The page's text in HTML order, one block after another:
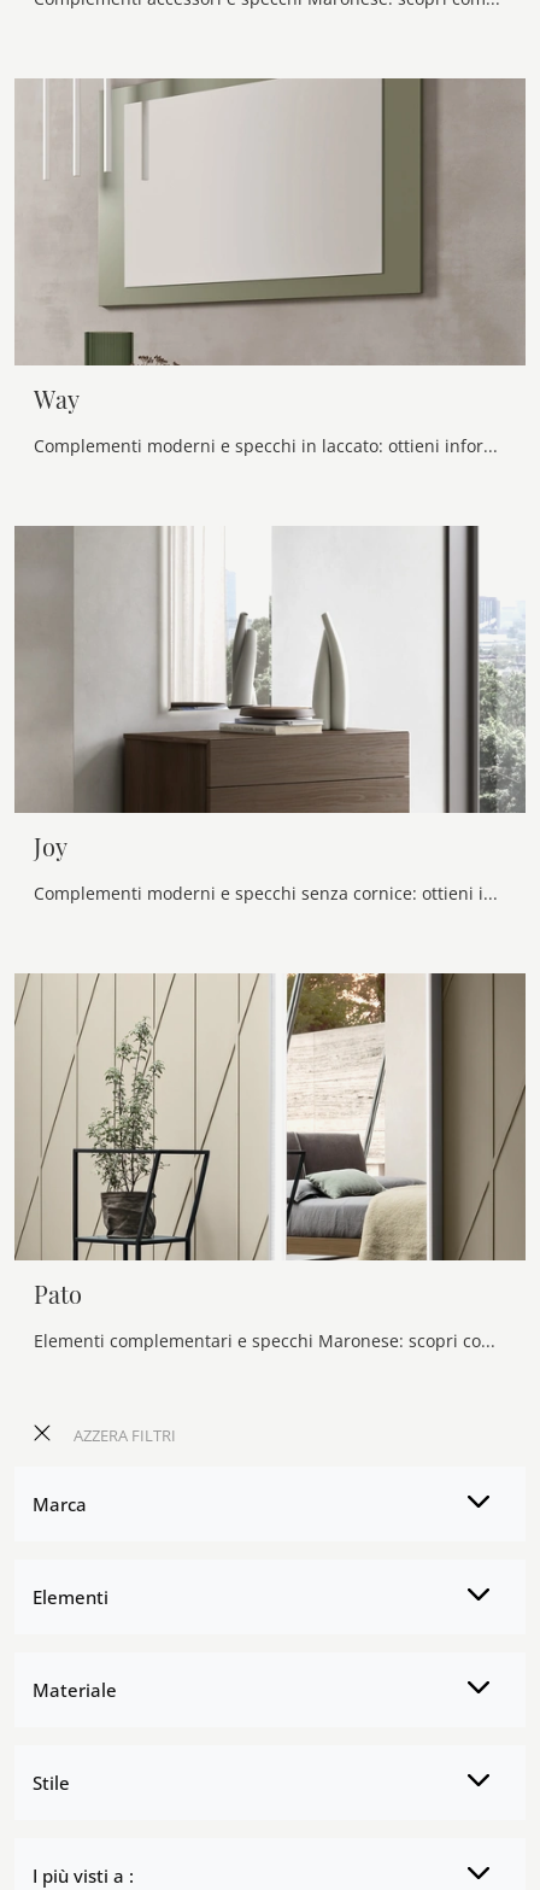
AZZERA FILTRI
Marca
Elementi
Materiale
Stile
I più visti a :
Way
Complementi moderni e specchi in laccato: ottieni informazioni sul modello Way di Maronese e potrai valorizzare i tuoi interni.
Joy
Complementi moderni e specchi senza cornice: ottieni informazioni sul modello Joy di Maronese e potrai arricchire i tuoi locali.
Pato
Elementi complementari e specchi Maronese: scopri come completare i tuoi interni moderni con il modello Pato.